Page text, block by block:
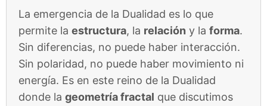
La emergencia de la Dualidad es lo que
permite la estructura, la relación y la forma.
Sin diferencias, no puede haber interacción.
Sin polaridad, no puede haber movimiento ni
energía. Es en este reino de la Dualidad
donde la geometría fractal que discutimos